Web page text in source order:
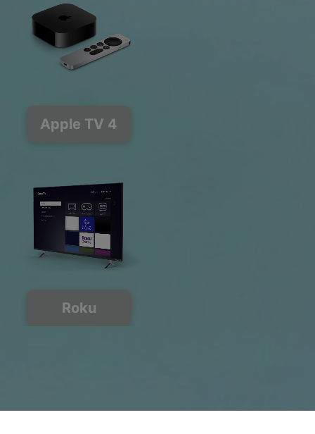
Apple TV 4
Roku